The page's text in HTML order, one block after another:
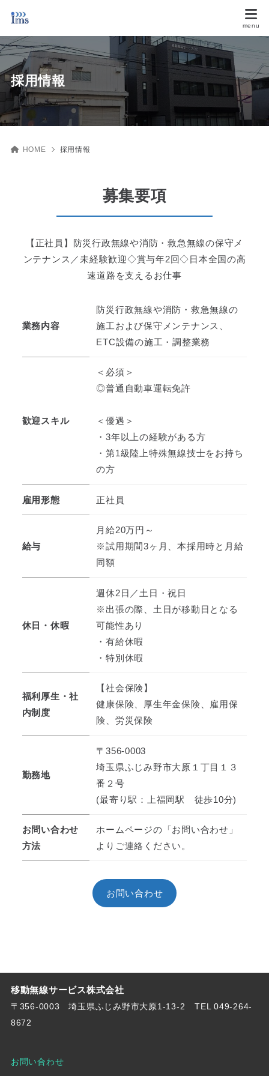
採用情報
HOME 採用情報
募集要項
【正社員】防災行政無線や消防・救急無線の保守メ
ンテナンス／未経験歓迎◇賞与年2回◇日本全国の高
速道路を支えるお仕事
業務内容
防災行政無線や消防・救急無線の
施工および保守メンテナンス、
ETC設備の施工・調整業務
歓迎スキル
＜必須＞
◎普通自動車運転免許
＜優遇＞
・3年以上の経験がある方
・第1級陸上特殊無線技士をお持ち
の方
雇用形態 正社員
給与
月給20万円～
※試用期間3ヶ月、本採用時と月給
同額
休日・休暇
週休2日／土日・祝日
※出張の際、土日が移動日となる
可能性あり
・有給休暇
・特別休暇
福利厚生・社
内制度
【社会保険】
健康保険、厚生年金保険、雇用保
険、労災保険
勤務地
〒356-0003
埼玉県ふじみ野市大原１丁目１３
番２号
(最寄り駅：上福岡駅 徒歩10分)
お問い合わせ
方法
ホームページの「お問い合わせ」
よりご連絡ください。
お問い合わせ
移動無線サービス株式会社
〒356-0003 埼玉県ふじみ野市大原1-13-2
TEL 049-264-
8672
お問い合わせ